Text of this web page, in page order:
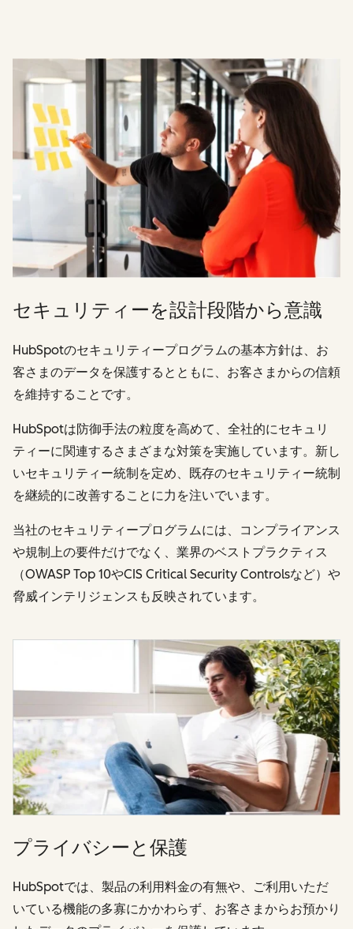
セキュリティーを設計段階から意識
HubSpotのセキュリティープログラムの基本方針は、お
客さまのデータを保護するとともに、お客さまからの信頼
を維持することです。
HubSpotは防御手法の粒度を高めて、全社的にセキュリ
ティーに関連するさまざまな対策を実施しています。新し
いセキュリティー統制を定め、既存のセキュリティー統制
を継続的に改善することに力を注いでいます。
当社のセキュリティープログラムには、コンプライアンス
や規制上の要件だけでなく、業界のベストプラクティス
（OWASP Top 10やCIS Critical Security Controlsなど）や
脅威インテリジェンスも反映されています。
プライバシーと保護
HubSpotでは、製品の利用料金の有無や、ご利用いただ
いている機能の多寡にかかわらず、お客さまからお預かり